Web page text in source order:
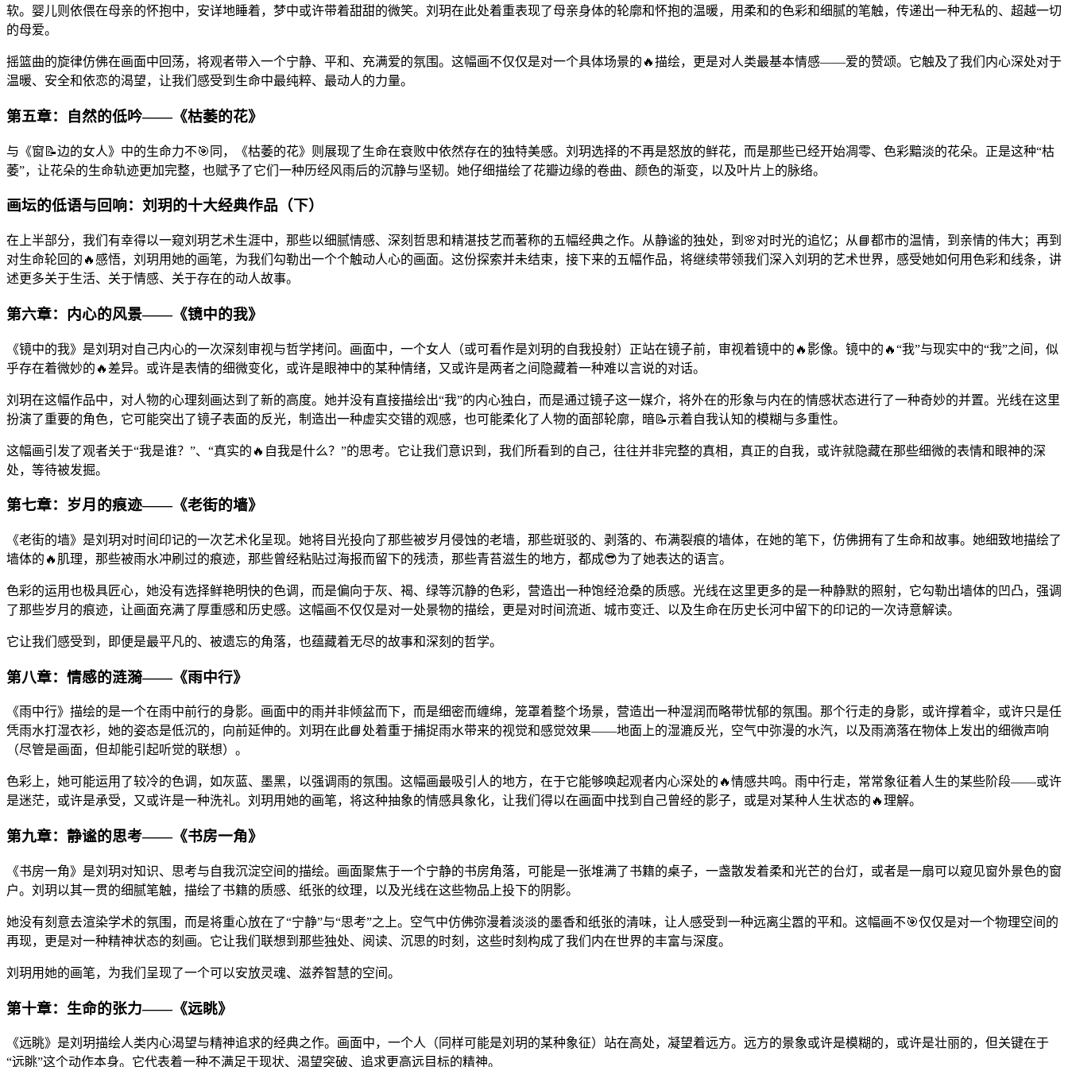
软。婴儿则依偎在母亲的怀抱中，安详地睡着，梦中或许带着甜甜的微笑。刘玥在此处着重表现了母亲身体的轮廓和怀抱的温暖，用柔和的色彩和细腻的笔触，传递出一种无私的、超越一切
的母爱。
摇篮曲的旋律仿佛在画面中回荡，将观者带入一个宁静、平和、充满爱的氛围。这幅画不仅仅是对一个具体场景的🔥描绘，更是对人类最基本情感——爱的赞颂。它触及了我们内心深处对于
温暖、安全和依恋的渴望，让我们感受到生命中最纯粹、最动人的力量。
第五章：自然的低吟——《枯萎的花》
与《窗📝边的女人》中的生命力不🎯同，《枯萎的花》则展现了生命在衰败中依然存在的独特美感。刘玥选择的不再是怒放的鲜花，而是那些已经开始凋零、色彩黯淡的花朵。正是这种“枯
萎”，让花朵的生命轨迹更加完整，也赋予了它们一种历经风雨后的沉静与坚韧。她仔细描绘了花瓣边缘的卷曲、颜色的渐变，以及叶片上的脉络。
画坛的低语与回响：刘玥的十大经典作品（下）
在上半部分，我们有幸得以一窥刘玥艺术生涯中，那些以细腻情感、深刻哲思和精湛技艺而著称的五幅经典之作。从静谧的独处，到🌸对时光的追忆；从📘都市的温情，到亲情的伟大；再到
对生命轮回的🔥感悟，刘玥用她的画笔，为我们勾勒出一个个触动人心的画面。这份探索并未结束，接下来的五幅作品，将继续带领我们深入刘玥的艺术世界，感受她如何用色彩和线条，讲
述更多关于生活、关于情感、关于存在的动人故事。
第六章：内心的风景——《镜中的我》
《镜中的我》是刘玥对自己内心的一次深刻审视与哲学拷问。画面中，一个女人（或可看作是刘玥的自我投射）正站在镜子前，审视着镜中的🔥影像。镜中的🔥“我”与现实中的“我”之间，似
乎存在着微妙的🔥差异。或许是表情的细微变化，或许是眼神中的某种情绪，又或许是两者之间隐藏着一种难以言说的对话。
刘玥在这幅作品中，对人物的心理刻画达到了新的高度。她并没有直接描绘出“我”的内心独白，而是通过镜子这一媒介，将外在的形象与内在的情感状态进行了一种奇妙的并置。光线在这里
扮演了重要的角色，它可能突出了镜子表面的反光，制造出一种虚实交错的观感，也可能柔化了人物的面部轮廓，暗📝示着自我认知的模糊与多重性。
这幅画引发了观者关于“我是谁？”、“真实的🔥自我是什么？”的思考。它让我们意识到，我们所看到的自己，往往并非完整的真相，真正的自我，或许就隐藏在那些细微的表情和眼神的深
处，等待被发掘。
第七章：岁月的痕迹——《老街的墙》
《老街的墙》是刘玥对时间印记的一次艺术化呈现。她将目光投向了那些被岁月侵蚀的老墙，那些斑驳的、剥落的、布满裂痕的墙体，在她的笔下，仿佛拥有了生命和故事。她细致地描绘了
墙体的🔥肌理，那些被雨水冲刷过的痕迹，那些曾经粘贴过海报而留下的残渍，那些青苔滋生的地方，都成😎为了她表达的语言。
色彩的运用也极具匠心，她没有选择鲜艳明快的色调，而是偏向于灰、褐、绿等沉静的色彩，营造出一种饱经沧桑的质感。光线在这里更多的是一种静默的照射，它勾勒出墙体的凹凸，强调
了那些岁月的痕迹，让画面充满了厚重感和历史感。这幅画不仅仅是对一处景物的描绘，更是对时间流逝、城市变迁、以及生命在历史长河中留下的印记的一次诗意解读。
它让我们感受到，即便是最平凡的、被遗忘的角落，也蕴藏着无尽的故事和深刻的哲学。
第八章：情感的涟漪——《雨中行》
《雨中行》描绘的是一个在雨中前行的身影。画面中的雨并非倾盆而下，而是细密而缠绵，笼罩着整个场景，营造出一种湿润而略带忧郁的氛围。那个行走的身影，或许撑着伞，或许只是任
凭雨水打湿衣衫，她的姿态是低沉的，向前延伸的。刘玥在此📘处着重于捕捉雨水带来的视觉和感觉效果——地面上的湿漉反光，空气中弥漫的水汽，以及雨滴落在物体上发出的细微声响
（尽管是画面，但却能引起听觉的联想）。
色彩上，她可能运用了较冷的色调，如灰蓝、墨黑，以强调雨的氛围。这幅画最吸引人的地方，在于它能够唤起观者内心深处的🔥情感共鸣。雨中行走，常常象征着人生的某些阶段——或许
是迷茫，或许是承受，又或许是一种洗礼。刘玥用她的画笔，将这种抽象的情感具象化，让我们得以在画面中找到自己曾经的影子，或是对某种人生状态的🔥理解。
第九章：静谧的思考——《书房一角》
《书房一角》是刘玥对知识、思考与自我沉淀空间的描绘。画面聚焦于一个宁静的书房角落，可能是一张堆满了书籍的桌子，一盏散发着柔和光芒的台灯，或者是一扇可以窥见窗外景色的窗
户。刘玥以其一贯的细腻笔触，描绘了书籍的质感、纸张的纹理，以及光线在这些物品上投下的阴影。
她没有刻意去渲染学术的氛围，而是将重心放在了“宁静”与“思考”之上。空气中仿佛弥漫着淡淡的墨香和纸张的清味，让人感受到一种远离尘嚣的平和。这幅画不🎯仅仅是对一个物理空间的
再现，更是对一种精神状态的刻画。它让我们联想到那些独处、阅读、沉思的时刻，这些时刻构成了我们内在世界的丰富与深度。
刘玥用她的画笔，为我们呈现了一个可以安放灵魂、滋养智慧的空间。
第十章：生命的张力——《远眺》
《远眺》是刘玥描绘人类内心渴望与精神追求的经典之作。画面中，一个人（同样可能是刘玥的某种象征）站在高处，凝望着远方。远方的景象或许是模糊的，或许是壮丽的，但关键在于
“远眺”这个动作本身。它代表着一种不满足于现状、渴望突破、追求更高远目标的精神。